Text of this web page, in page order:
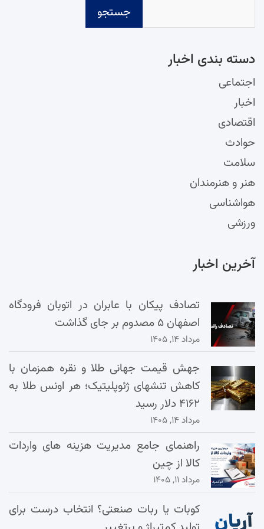
جستجو
دسته‌ بندی اخبار
اجتماعی
اخبار
اقتصادی
حوادث
سلامت
هنر و هنرمندان
هواشناسی
ورزشی
آخرین اخبار
تصادف پیکان با عابران در اتوبان فرودگاه
اصفهان ۵ مصدوم بر جای گذاشت
مرداد ۱۴, ۱۴۰۵
جهش قیمت جهانی طلا و نقره همزمان با
کاهش تنشهای ژئوپلیتیک؛ هر اونس طلا به
۴۱۶۲ دلار رسید
مرداد ۱۴, ۱۴۰۵
راهنمای جامع مدیریت هزینه‌ های واردات
کالا از چین
مرداد ۱۱, ۱۴۰۵
کوبات یا ربات صنعتی؟ انتخاب درست برای